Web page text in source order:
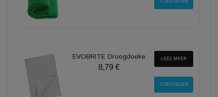
EVOBRITE Droogdoeke
8,79 €
LEES MEER